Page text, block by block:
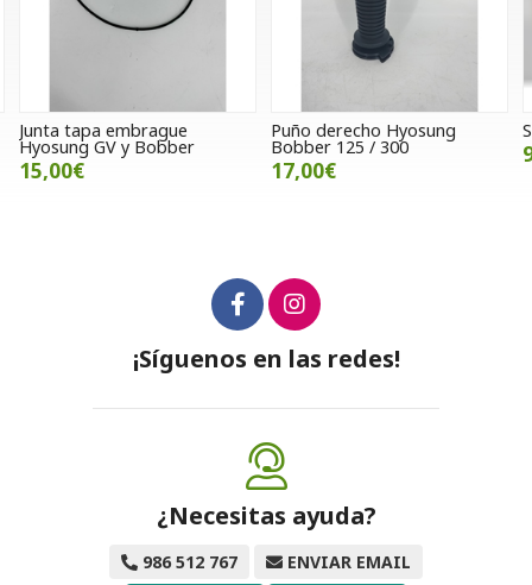
Puño derecho Hyosung
Bobber 125 / 300
17,00€
Silencioso Biturbo para Vespa
95,00€
¡Síguenos en las redes!
¿Necesitas ayuda?
986 512 767
ENVIAR EMAIL